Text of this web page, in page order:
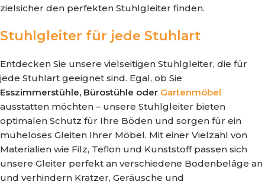
zielsicher den perfekten Stuhlgleiter finden.
Stuhlgleiter für jede Stuhlart
Entdecken Sie unsere vielseitigen Stuhlgleiter, die für
jede Stuhlart geeignet sind. Egal, ob Sie
Esszimmerstühle, Bürostühle oder Gartenmöbel
ausstatten möchten – unsere Stuhlgleiter bieten
optimalen Schutz für Ihre Böden und sorgen für ein
müheloses Gleiten Ihrer Möbel. Mit einer Vielzahl von
Materialien wie Filz, Teflon und Kunststoff passen sich
unsere Gleiter perfekt an verschiedene Bodenbeläge an
und verhindern Kratzer, Geräusche und